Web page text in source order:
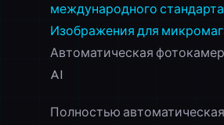
международного стандарта
Изображения для
Автоматическая
AI
Полностью автоматическая